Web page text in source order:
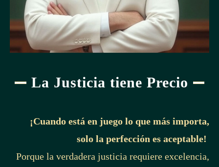
La Justicia tiene Precio
¡Cuando está en juego lo que más importa,
solo la perfección es aceptable!
Porque la verdadera justicia requiere excelencia,